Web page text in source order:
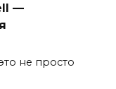
—
не просто